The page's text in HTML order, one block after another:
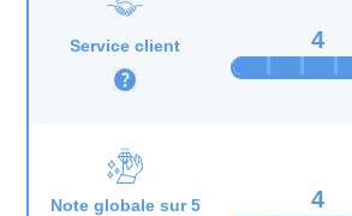
Service client 4
Note globale sur 5 4